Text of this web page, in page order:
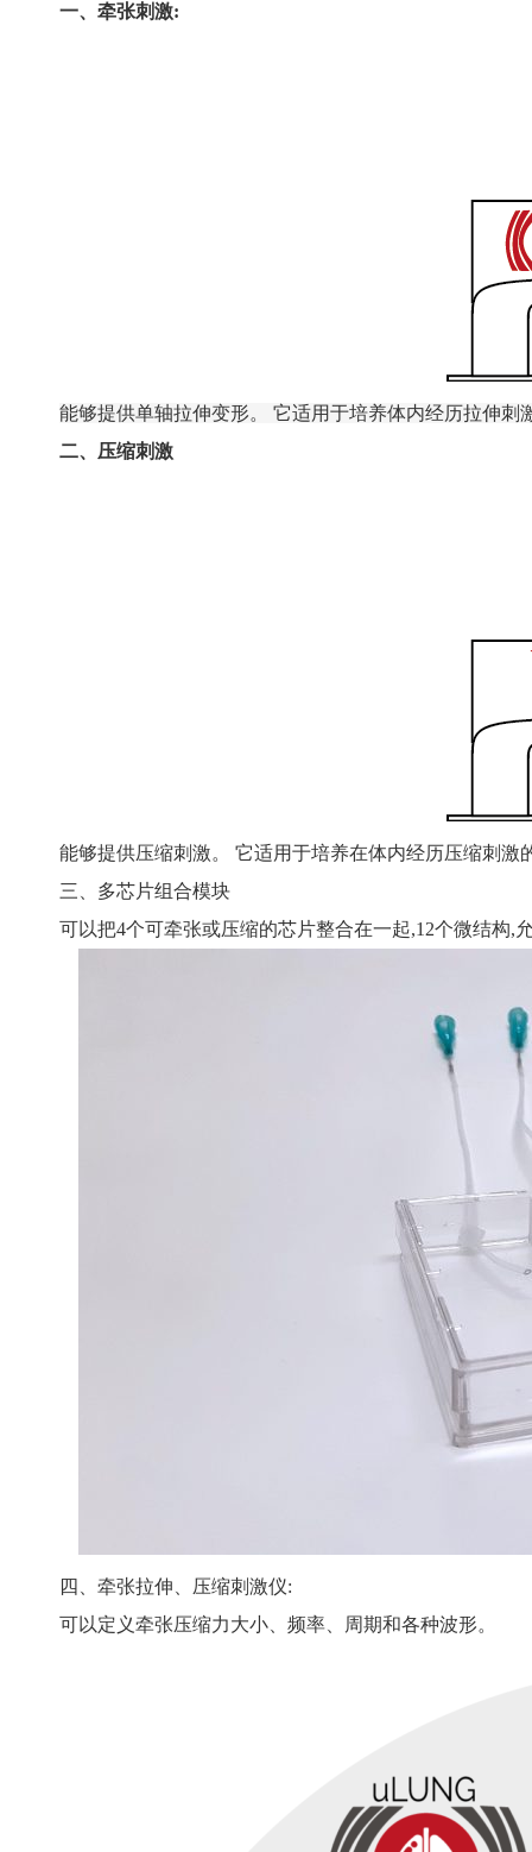
一、牵张刺激:
能够提供单轴拉伸变形。
它适用于培养体内经历拉伸刺
二、压缩刺激
能够提供压缩刺激。 它适用于培养在体内经历压缩刺激
三、多芯片组合模块
可以把4个可牵张或压缩的芯片整合在一起,12个微结构,
四、牵张拉伸、压缩刺激仪:
可以定义牵张压缩力大小、频率、周期和各种波形。